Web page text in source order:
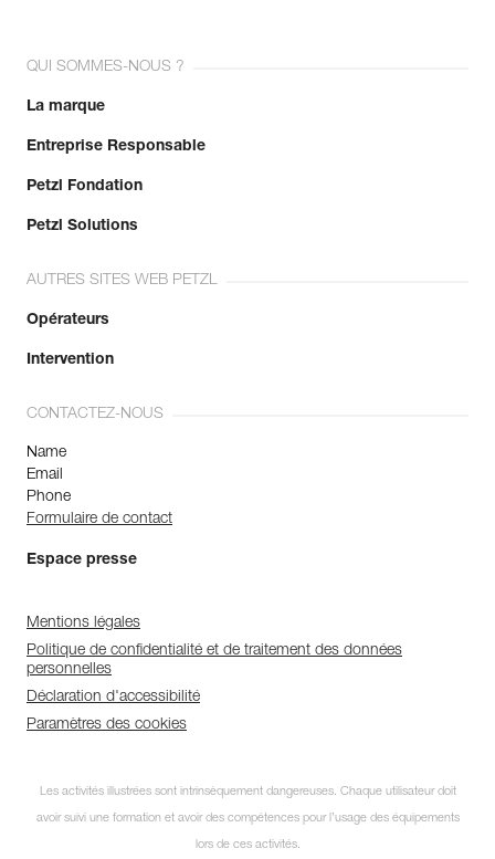
QUI SOMMES-NOUS ?
La marque
Entreprise Responsable
Petzl Fondation
Petzl Solutions
AUTRES SITES WEB PETZL
Opérateurs
Intervention
CONTACTEZ-NOUS
Name
Email
Phone
Formulaire de contact
Espace presse
Mentions légales
Politique de confidentialité et de traitement des données
personnelles
Déclaration d'accessibilité
Paramètres des cookies
Les activités illustrées sont intrinsèquement dangereuses. Chaque utilisateur doit
avoir suivi une formation et avoir des compétences pour l’usage des équipements
lors de ces activités.